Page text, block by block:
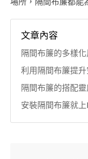
場所，隔間布簾都能
文章內容
隔間布簾的多樣化
利用隔間布簾提
隔間布簾的搭配靈
安裝隔間布簾就